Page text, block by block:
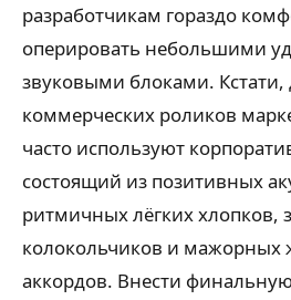
разработчикам гораздо
оперировать небольшими
звуковыми блоками.
коммерческих роликов
часто используют
состоящий из позитивных
ритмичных лёгких хлопков,
колокольчиков и мажорных
аккордов. Внести